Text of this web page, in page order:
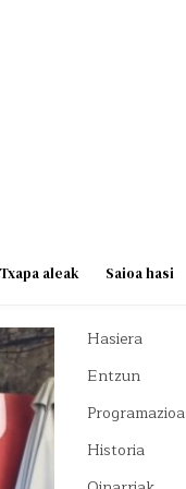
Txapa aleak Saioa hasi
Hasiera
Entzun
Programazioa
Historia